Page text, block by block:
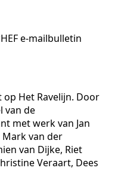
e-mailbulletin
op Het Ravelijn. Door
van de
met werk van Jan
Mark van der
van Dijke, Riet
Veraart, Dees